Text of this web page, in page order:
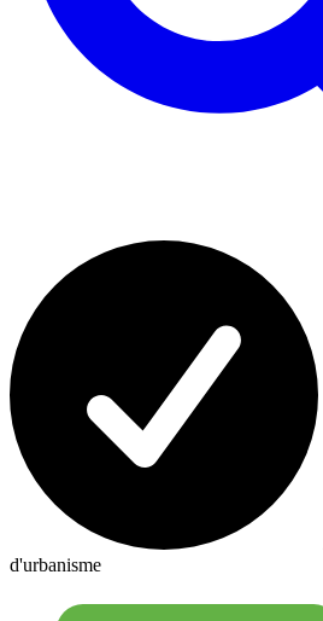
d'urbanisme